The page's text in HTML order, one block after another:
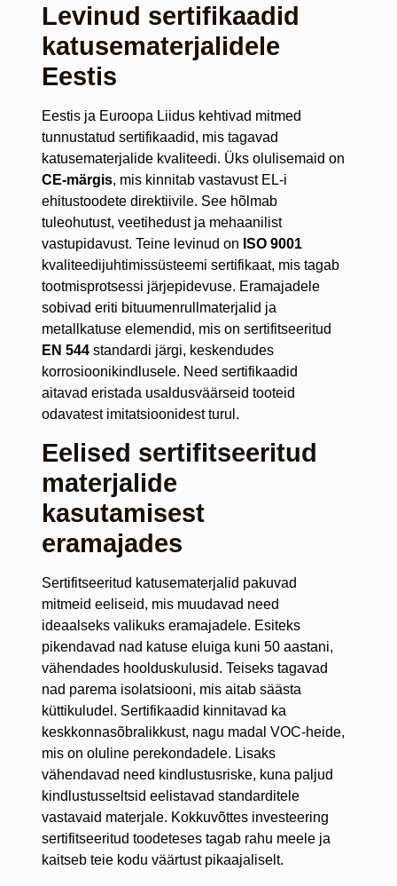
Levinud sertifikaadid
katusematerjalidele
Eestis
Eestis ja Euroopa Liidus kehtivad mitmed
tunnustatud sertifikaadid, mis tagavad
katusematerjalide kvaliteedi. Üks olulisemaid on
CE-märgis, mis kinnitab vastavust EL-i
ehitustoodete direktiivile. See hõlmab
tuleohutust, veetihedust ja mehaanilist
vastupidavust. Teine levinud on ISO 9001
kvaliteedijuhtimissüsteemi sertifikaat, mis tagab
tootmisprotsessi järjepidevuse. Eramajadele
sobivad eriti bituumenrullmaterjalid ja
metallkatuse elemendid, mis on sertifitseeritud
EN 544standardi järgi, keskendudes
korrosioonikindlusele. Need sertifikaadid
aitavad eristada usaldusväärseid tooteid
odavatest imitatsioonidest turul.
Eelised sertifitseeritud
materjalide
kasutamisest
eramajades
Sertifitseeritud katusematerjalid pakuvad
mitmeid eeliseid, mis muudavad need
ideaalseks valikuks eramajadele. Esiteks
pikendavad nad katuse eluiga kuni 50 aastani,
vähendades hoolduskulusid. Teiseks tagavad
nad parema isolatsiooni, mis aitab säästa
küttikuludel. Sertifikaadid kinnitavad ka
keskkonnasõbralikkust, nagu madal VOC-heide,
mis on oluline perekondadele. Lisaks
vähendavad need kindlustusriske, kuna paljud
kindlustusseltsid eelistavad standarditele
vastavaid materjale. Kokkuvõttes investeering
sertifitseeritud toodeteses tagab rahu meele ja
kaitseb teie kodu väärtust pikaajaliselt.